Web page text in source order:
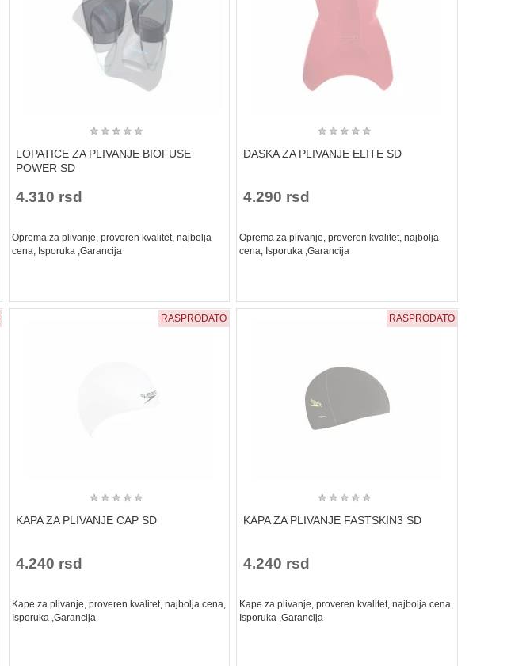
★ ★ ★ ★ ★
LOPATICE ZA PLIVANJE BIOFUSE
POWER SD
4.310 rsd
Oprema za plivanje, proveren kvalitet, najbolja
cena, Isporuka ,Garancija
★ ★ ★ ★ ★
DASKA ZA PLIVANJE ELITE SD
4.290 rsd
Oprema za plivanje, proveren kvalitet, najbolja
cena, Isporuka ,Garancija
RASPRODATO
★ ★ ★ ★ ★
KAPA ZA PLIVANJE CAP SD
4.240 rsd
Kape za plivanje, proveren kvalitet, najbolja cena,
Isporuka ,Garancija
RASPRODATO
★ ★ ★ ★ ★
KAPA ZA PLIVANJE FASTSKIN3 SD
4.240 rsd
Kape za plivanje, proveren kvalitet, najbolja cena,
Isporuka ,Garancija